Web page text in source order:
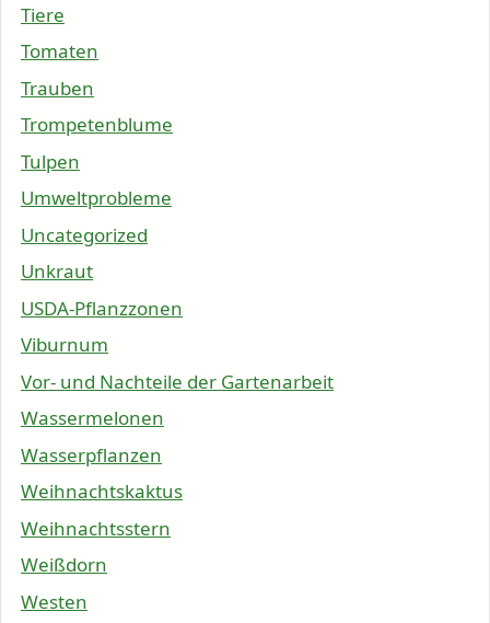
Tiere
Tomaten
Trauben
Trompetenblume
Tulpen
Umweltprobleme
Uncategorized
Unkraut
USDA-Pflanzzonen
Viburnum
Vor- und Nachteile der Gartenarbeit
Wassermelonen
Wasserpflanzen
Weihnachtskaktus
Weihnachtsstern
Weißdorn
Westen